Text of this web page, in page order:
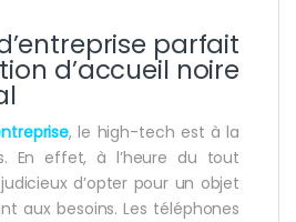
parfait
d’accueil noire
, le high-tech est à la
En effet, à l’heure du tout
d’opter pour un objet
aux besoins. Les téléphones